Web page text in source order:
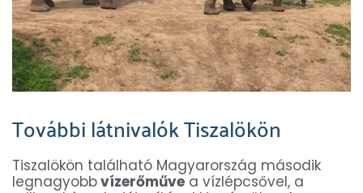
További látnivalók Tiszalökön
Tiszalökön található Magyarország második
legnagyobbvízerőműve a vízlépcsővel, a